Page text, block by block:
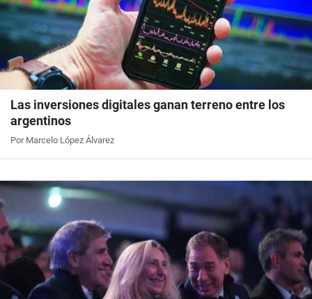
Las inversiones digitales ganan terreno entre los
argentinos
Por Marcelo López Álvarez